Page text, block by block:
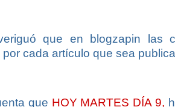
que en blogzapin las
cada artículo que sea
que HOY MARTES DÍA 9,